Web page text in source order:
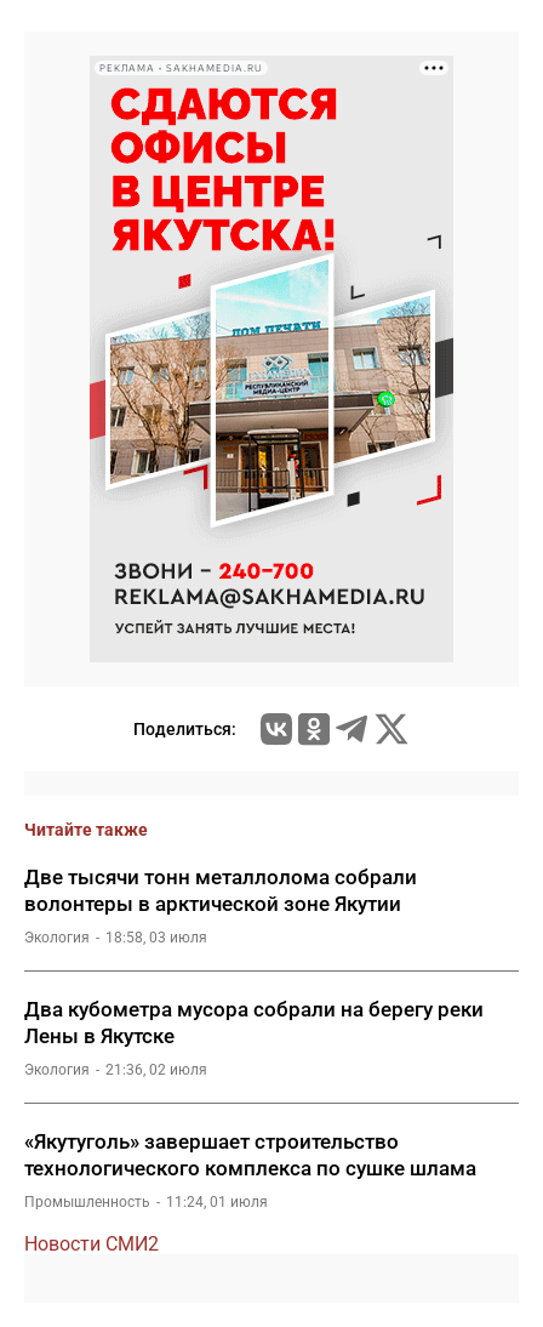
РЕКЛАМА • SAKHAMEDIA.RU
Поделиться:
Читайте также
Две тысячи тонн металлолома собрали
волонтеры в арктической зоне Якутии
Экология 18:58, 03 июля
Два кубометра мусора собрали на берегу реки
Лены в Якутске
Экология 21:36, 02 июля
«Якутуголь» завершает строительство
технологического комплекса по сушке шлама
Промышленность 11:24, 01 июля
Новости СМИ2